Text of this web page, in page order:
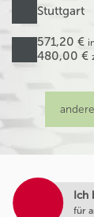
Stuttgart
571,20 €
480,00 €
Ich
für